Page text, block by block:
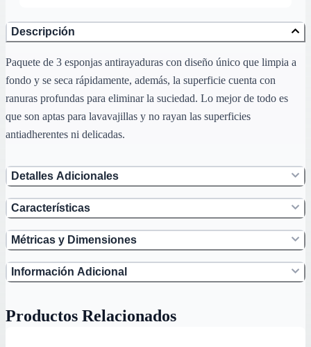
Descripción
Paquete de 3 esponjas antirayaduras con diseño único que limpia a
fondo y se seca rápidamente, además, la superficie cuenta con
ranuras profundas para eliminar la suciedad. Lo mejor de todo es
que son aptas para lavavajillas y no rayan las superficies
antiadherentes ni delicadas.
Detalles Adicionales
Características
Métricas y Dimensiones
Información Adicional
Productos Relacionados